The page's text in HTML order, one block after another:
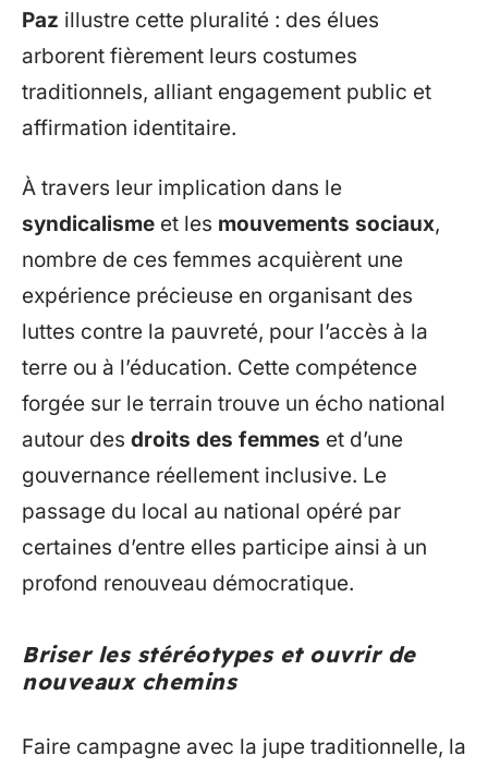
Paz illustre cette pluralité : des élues
arborent fièrement leurs costumes
traditionnels, alliant engagement public et
affirmation identitaire.
À travers leur implication dans le
syndicalisme et les mouvements sociaux,
nombre de ces femmes acquièrent une
expérience précieuse en organisant des
luttes contre la pauvreté, pour l’accès à la
terre ou à l’éducation. Cette compétence
forgée sur le terrain trouve un écho national
autour des droits des femmes et d’une
gouvernance réellement inclusive. Le
passage du local au national opéré par
certaines d’entre elles participe ainsi à un
profond renouveau démocratique.
Briser les stéréotypes et ouvrir de
nouveaux chemins
Faire campagne avec la jupe traditionnelle, la